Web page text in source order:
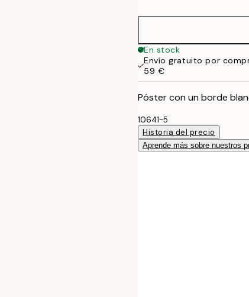
En stock
Envío gratuito por
59 €
Póster con un borde
10641-5
Historia del precio
Aprende más sobre nuestros